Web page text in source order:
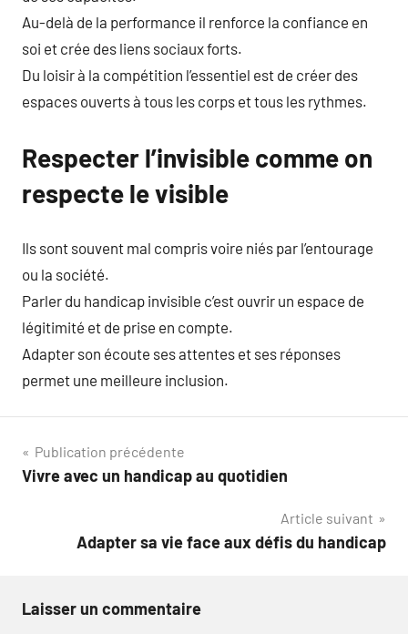
Au-delà de la performance il renforce la confiance en
soi et crée des liens sociaux forts.
Du loisir à la compétition l’essentiel est de créer des
espaces ouverts à tous les corps et tous les rythmes.
Respecter l’invisible comme on
respecte le visible
Ils sont souvent mal compris voire niés par l’entourage
ou la société.
Parler du handicap invisible c’est ouvrir un espace de
légitimité et de prise en compte.
Adapter son écoute ses attentes et ses réponses
permet une meilleure inclusion.
Navigation
de
Publication précédente
Vivre avec un handicap au quotidien
Article suivant
Adapter sa vie face aux défis du handicap
Laisser un commentaire